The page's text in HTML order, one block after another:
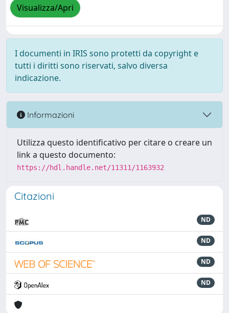
Visualizza/Apri
I documenti in IRIS sono protetti da copyright e
tutti i diritti sono riservati, salvo diversa
indicazione.
Informazioni
Utilizza questo identificativo per citare o creare un
link a questo documento:
https://hdl.handle.net/11311/1163932
Citazioni
ND
ND
ND
ND